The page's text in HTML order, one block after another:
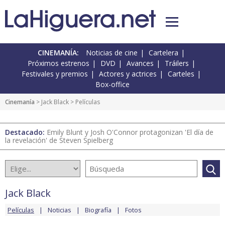
CINEMANÍA: Noticias de cine
Cartelera
Próximos estrenos
DVD Avances
Tráilers
Festivales y premios
Actores y actrices
Carteles
Box-office
Cinemanía > Jack Black > Películas
Destacado: Emily Blunt y Josh O'Connor protagonizan 'El día de
la revelación' de Steven Spielberg
Jack Black
Películas Noticias Biografía Fotos